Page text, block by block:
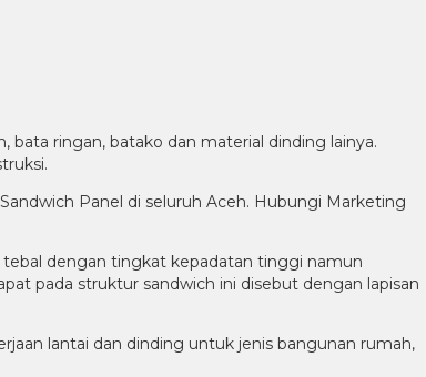
bata ringan, batako dan material dinding lainya.
Panel di seluruh Aceh. Hubungi Marketing
tebal dengan tingkat kepadatan tinggi namun
pada struktur sandwich ini disebut dengan lapisan
lantai dan dinding untuk jenis bangunan rumah,